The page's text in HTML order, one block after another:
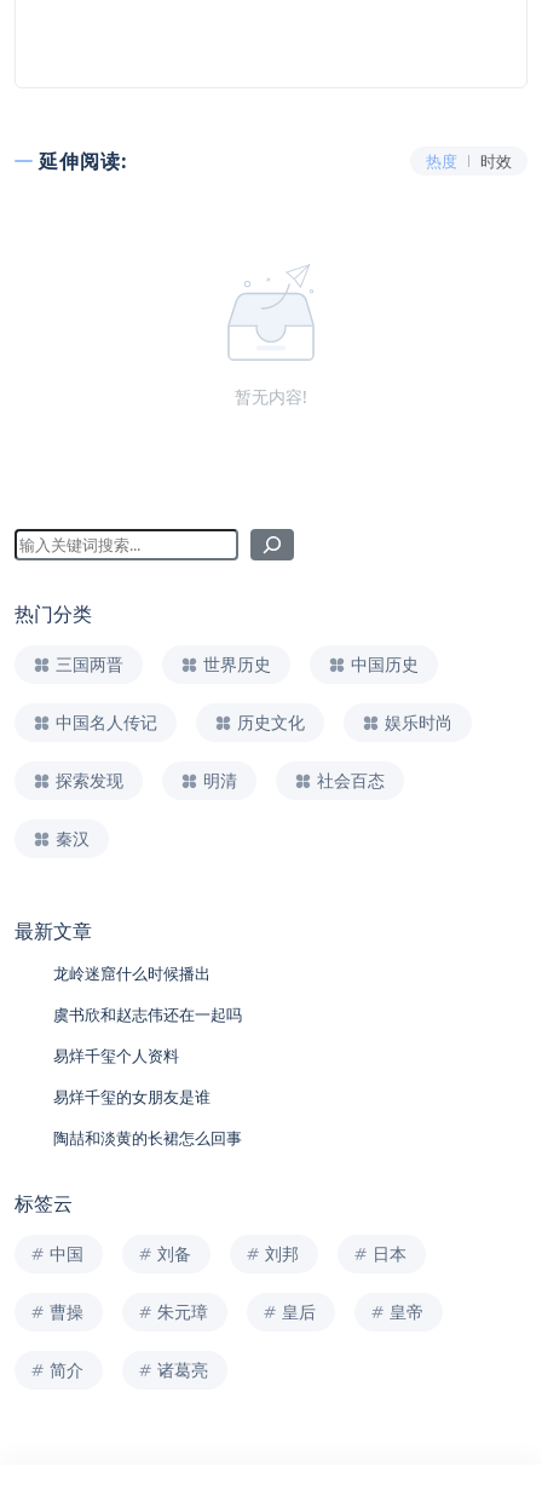
延伸阅读: 热度 时效
暂无内容!
热门分类
三国两晋 世界历史 中国历史
中国名人传记 历史文化 娱乐时尚
探索发现 明清 社会百态
秦汉
最新文章
龙岭迷窟什么时候播出
虞书欣和赵志伟还在一起吗
易烊千玺个人资料
易烊千玺的女朋友是谁
陶喆和淡黄的长裙怎么回事
标签云
中国 刘备 刘邦 日本
曹操 朱元璋 皇后 皇帝
简介 诸葛亮